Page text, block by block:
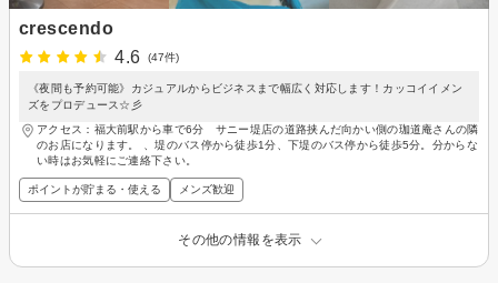
crescendo
4.6
(47件)
《夜間も予約可能》カジュアルからビジネスまで幅広く対応します！カッコイイメン
ズをプロデュース☆彡
アクセス：福大前駅から車で6分 サニー堤店の道路挟んだ向かい側の珈道庵さんの隣
のお店になります。 、堤のバス停から徒歩1分、下堤のバス停から徒歩5分。分からな
い時はお気軽にご連絡下さい。
ポイントが貯まる・使える メンズ歓迎
その他の情報を表示